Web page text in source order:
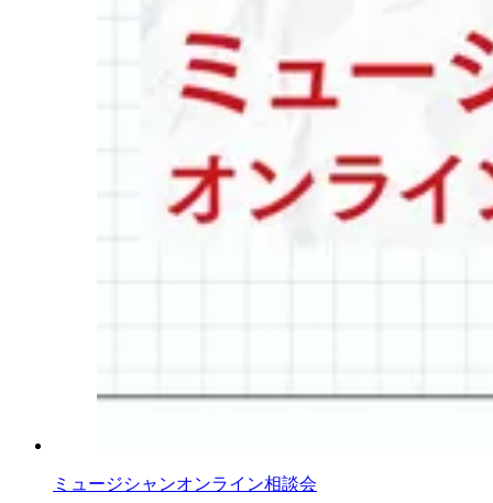
ミュージシャンオンライン相談会